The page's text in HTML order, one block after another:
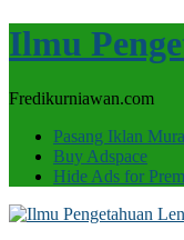
Ilmu
Fredikurniawan.com
Pasang Iklan
Buy Adspace
Hide Ads for